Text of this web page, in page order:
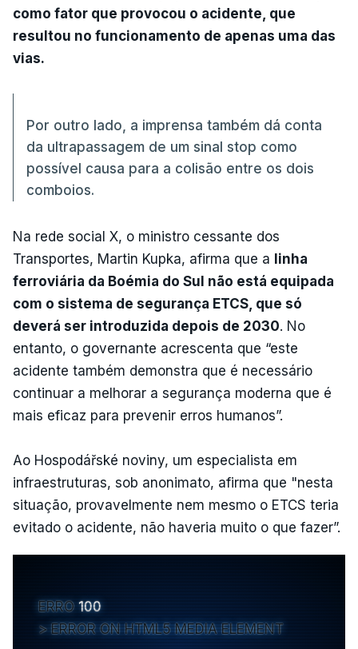
como fator que provocou o acidente, que
resultou no funcionamento de apenas uma das
vias.
Por outro lado, a imprensa também dá conta
da ultrapassagem de um sinal stop como
possível causa para a colisão entre os dois
comboios.
Na rede social X, o ministro cessante dos
Transportes, Martin Kupka, afirma que a linha
ferroviária da Boémia do Sul não está equipada
com o sistema de segurança ETCS, que só
deverá ser introduzida depois de 2030. No
entanto, o governante acrescenta que “este
acidente também demonstra que é necessário
continuar a melhorar a segurança moderna que é
mais eficaz para prevenir erros humanos”.
Ao Hospodářské noviny, um especialista em
infraestruturas, sob anonimato, afirma que "nesta
situação, provavelmente nem mesmo o ETCS teria
evitado o acidente, não haveria muito o que fazer”.
ERRO 100
ERROR ON HTML5 MEDIA ELEMENT